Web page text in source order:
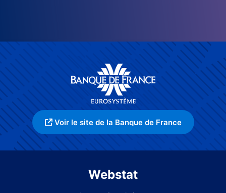
Voir le site de la Banque de France
Webstat